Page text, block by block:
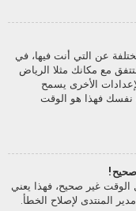
عن التي أنت فيها، في
مع مكانك مثلا الرياض
الأخرى يسمح
نفسك فهذا هو الوقت
صحيح!
غير صحيح، فهذا يعني
المنتدى لإصلاح الخطأ.